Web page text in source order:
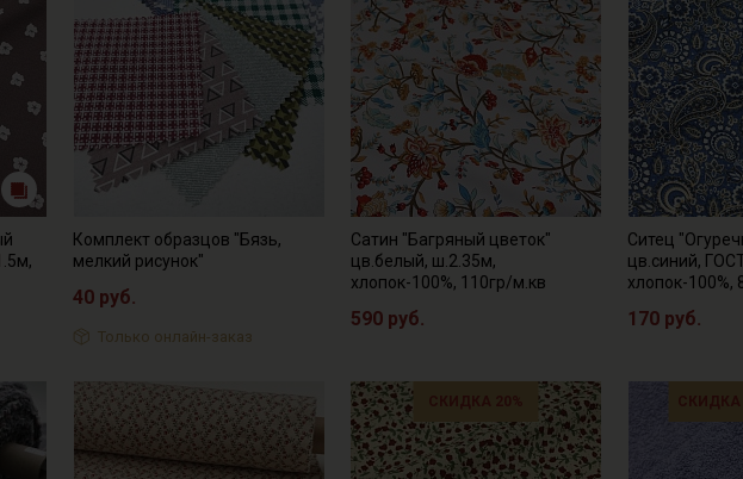
Комплект образцов "Бязь,
мелкий рисунок"
40 руб.
Только онлайн-заказ
Сатин "Багряный цветок"
цв.белый, ш.2.35м,
хлопок-100%, 110гр/м.кв
590 руб.
Ситец
цв.синий,
хлопок-100%,
170 руб.